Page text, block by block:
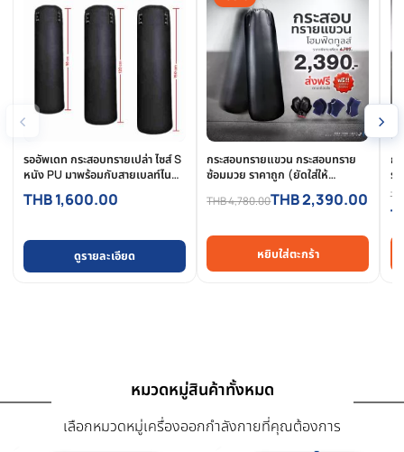
การรีวิวสินค้า
สินค้าที่ใกล้เคียงและใช้คู่กันได้ดี